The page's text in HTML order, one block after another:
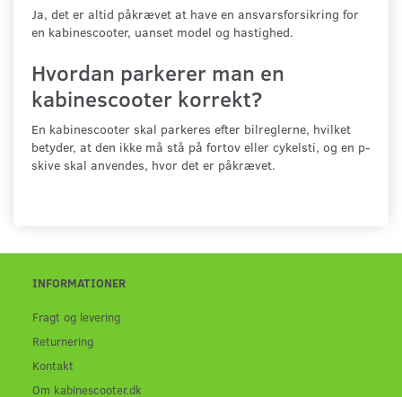
Ja, det er altid påkrævet at have en ansvarsforsikring for
en kabinescooter, uanset model og hastighed.
Hvordan parkerer man en
kabinescooter korrekt?
En kabinescooter skal parkeres efter bilreglerne, hvilket
betyder, at den ikke må stå på fortov eller cykelsti, og en p-
skive skal anvendes, hvor det er påkrævet.
INFORMATIONER
Fragt og levering
Returnering
Kontakt
Om kabinescooter.dk